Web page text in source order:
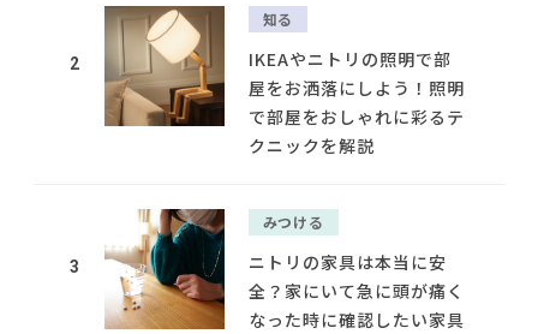
2
知る
IKEAやニトリの照明で部
屋をお洒落にしよう！照明
で部屋をおしゃれに彩るテ
クニックを解説
3
みつける
ニトリの家具は本当に安
全？家にいて急に頭が痛く
なった時に確認したい家具